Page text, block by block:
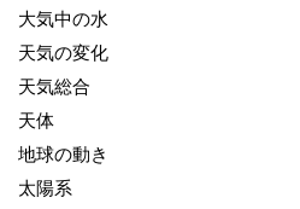
大気中の水
天気の変化
天気総合
天体
地球の動き
太陽系